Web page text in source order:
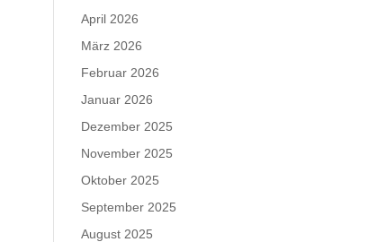
April 2026
März 2026
Februar 2026
Januar 2026
Dezember 2025
November 2025
Oktober 2025
September 2025
August 2025